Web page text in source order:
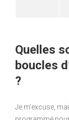
Quelles
boucles
?
Je m’excuse,